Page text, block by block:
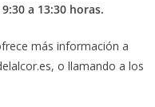
a 13:30 horas.
más información a
o llamando a los